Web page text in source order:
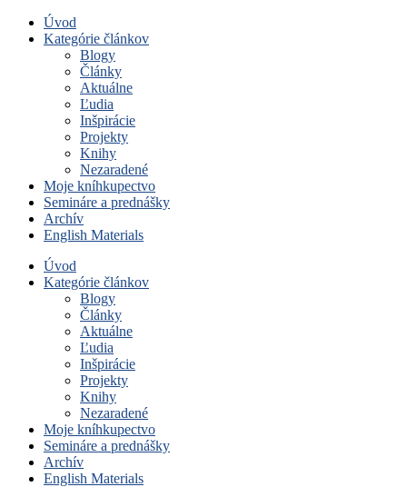
Úvod
Kategórie článkov
Blogy
Články
Aktuálne
Ľudia
Inšpirácie
Projekty
Knihy
Nezaradené
Moje kníhkupectvo
Semináre a prednášky
Archív
English Materials
Úvod
Kategórie článkov
Blogy
Články
Aktuálne
Ľudia
Inšpirácie
Projekty
Knihy
Nezaradené
Moje kníhkupectvo
Semináre a prednášky
Archív
English Materials